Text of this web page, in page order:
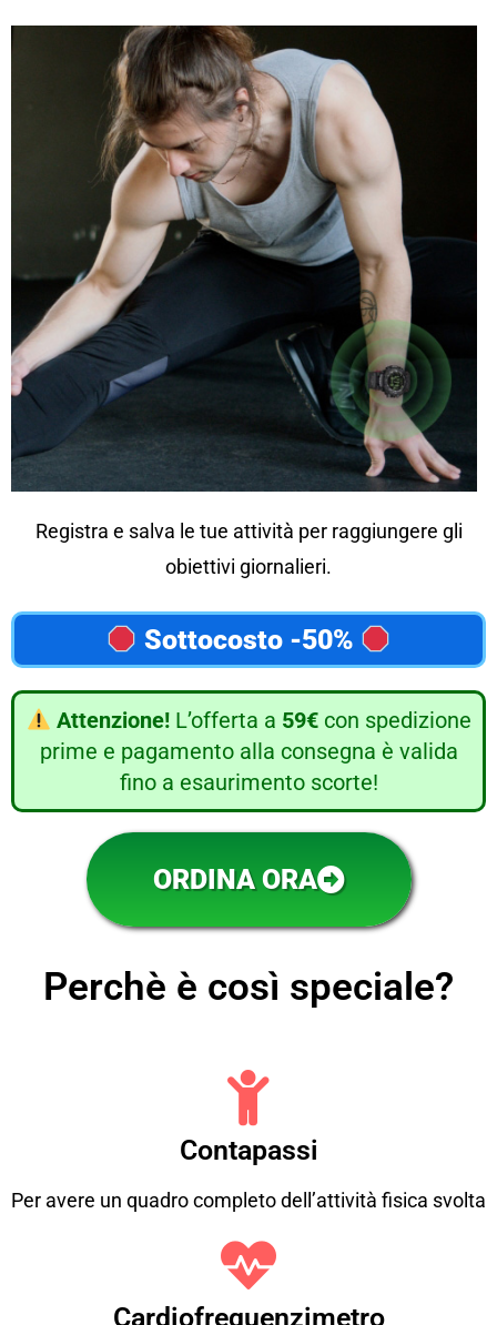
Registra e salva le tue attività per raggiungere gli
obiettivi giornalieri.
Sottocosto -50%
Attenzione!L’offerta a 59€con spedizione
prime e pagamento alla consegna è valida
fino a esaurimento scorte!
ORDINA ORA
Perchè è così speciale?
Contapassi
Per avere un quadro completo dell’attività fisica svolta
Cardiofrequenzimetro